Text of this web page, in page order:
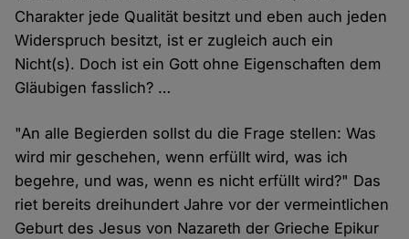
Charakter jede Qualität besitzt und eben auch jeden
Widerspruch besitzt, ist er zugleich auch ein
Nicht(s). Doch ist ein Gott ohne Eigenschaften dem
Gläubigen fasslich? …
"An alle Begierden sollst du die Frage stellen: Was
wird mir geschehen, wenn erfüllt wird, was ich
begehre, und was, wenn es nicht erfüllt wird?" Das
riet bereits dreihundert Jahre vor der vermeintlichen
Geburt des Jesus von Nazareth der Grieche Epikur